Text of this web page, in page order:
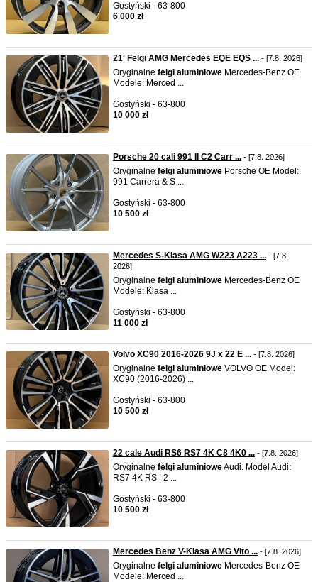
Gostyński - 63-800
6 000 zł
21' Felgi AMG Mercedes EQE EQS ... - [7.8. 2026]
Oryginalne felgi aluminiowe Mercedes-Benz OE
Modele: Merced ...
Gostyński - 63-800
10 000 zł
Porsche 20 cali 991 II C2 Carr ... - [7.8. 2026]
Oryginalne felgi aluminiowe Porsche OE Model:
991 Carrera & S ...
Gostyński - 63-800
10 500 zł
Mercedes S-Klasa AMG W223 A223 ... - [7.8.
2026]
Oryginalne felgi aluminiowe Mercedes-Benz OE
Modele: Klasa ...
Gostyński - 63-800
11 000 zł
Volvo XC90 2016-2026 9J x 22 E ... - [7.8. 2026]
Oryginalne felgi aluminiowe VOLVO OE Model:
XC90 (2016-2026) ...
Gostyński - 63-800
10 500 zł
22 cale Audi RS6 RS7 4K C8 4K0 ... - [7.8. 2026]
Oryginalne felgi aluminioweAudi. Model Audi:
RS7 4K RS | 2 ...
Gostyński - 63-800
10 500 zł
Mercedes Benz V-Klasa AMG Vito ... - [7.8. 2026]
Oryginalne felgi aluminiowe Mercedes-Benz OE
Modele: Merced ...